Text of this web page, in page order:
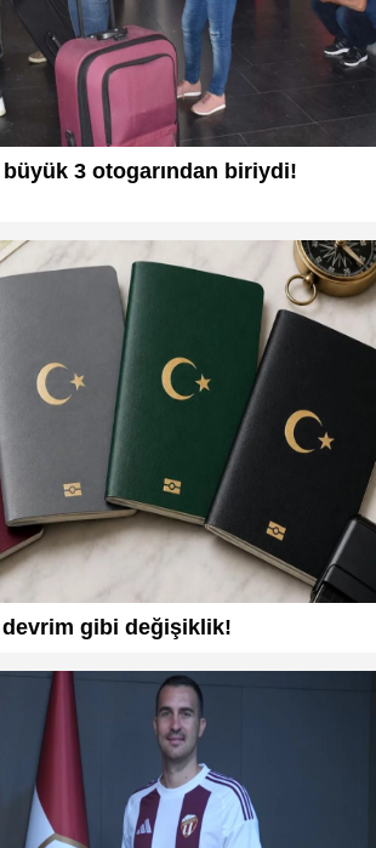
3 otogarından biriydi!
gibi değişiklik!